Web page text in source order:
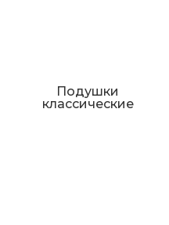
Подушки
классические